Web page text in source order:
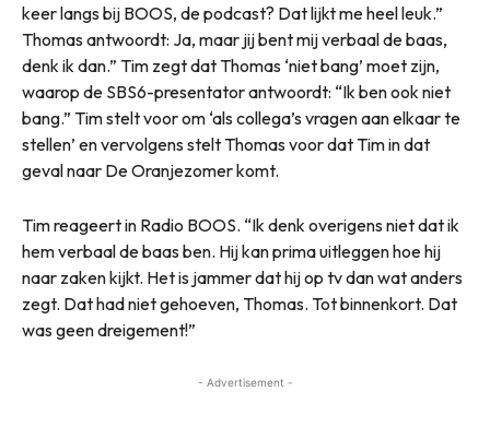
keer langs bij BOOS, de podcast? Dat lijkt me heel leuk.”
Thomas antwoordt: Ja, maar jij bent mij verbaal de baas,
denk ik dan.” Tim zegt dat Thomas ‘niet bang’ moet zijn,
waarop de SBS6-presentator antwoordt: “Ik ben ook niet
bang.” Tim stelt voor om ‘als collega’s vragen aan elkaar te
stellen’ en vervolgens stelt Thomas voor dat Tim in dat
geval naar De Oranjezomer komt.
Tim reageert in Radio BOOS. “Ik denk overigens niet dat ik
hem verbaal de baas ben. Hij kan prima uitleggen hoe hij
naar zaken kijkt. Het is jammer dat hij op tv dan wat anders
zegt. Dat had niet gehoeven, Thomas. Tot binnenkort. Dat
was geen dreigement!”
- Advertisement -